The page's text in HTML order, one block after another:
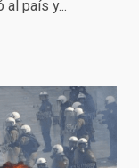
al país y...